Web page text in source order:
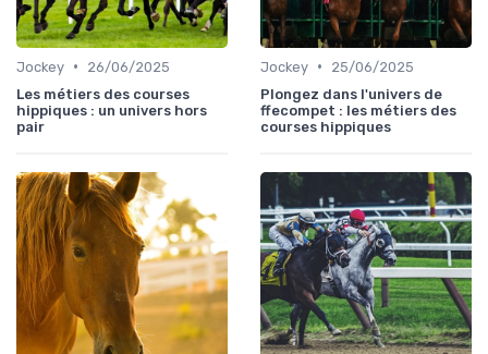
Jockey •
26/06/2025
Les métiers des courses
hippiques : un univers hors
pair
Jockey •
25/06/2025
Plongez dans l'univers de
ffecompet : les métiers des
courses hippiques